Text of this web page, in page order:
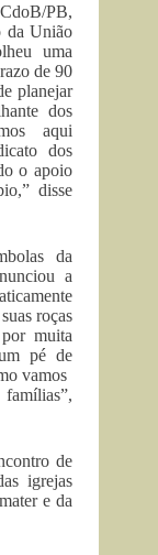
PB,
da União
uma
de 90
planejar
dos
aqui
dos
o apoio
disse
da
a
roças
muita
pé de
vamos
de
igrejas
e da